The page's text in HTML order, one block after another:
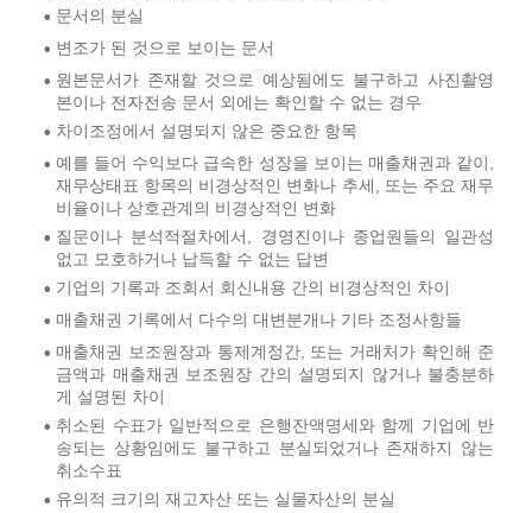
• 문서의 분실
• 변조가 된 것으로 보이는 문서
• 원본문서가 존재할 것으로 예상됨에도 불구하고 사진촬영
본이나 전자전송 문서 외에는 확인할 수 없는 경우
• 차이조정에서 설명되지 않은 중요한 항목
• 예를 들어 수익보다 급속한 성장을 보이는 매출채권과 같이,
재무상태표 항목의 비경상적인 변화나 추세, 또는 주요 재무
비율이나 상호관계의 비경상적인 변화
• 질문이나 분석적절차에서, 경영진이나 종업원들의 일관성
없고 모호하거나 납득할 수 없는 답변
• 기업의 기록과 조회서 회신내용 간의 비경상적인 차이
• 매출채권 기록에서 다수의 대변분개나 기타 조정사항들
• 매출채권 보조원장과 통제계정간, 또는 거래처가 확인해 준
금액과 매출채권 보조원장 간의 설명되지 않거나 불충분하
게 설명된 차이
• 취소된 수표가 일반적으로 은행잔액명세와 함께 기업에 반
송되는 상황임에도 불구하고 분실되었거나 존재하지 않는
취소수표
• 유의적 크기의 재고자산 또는 실물자산의 분실